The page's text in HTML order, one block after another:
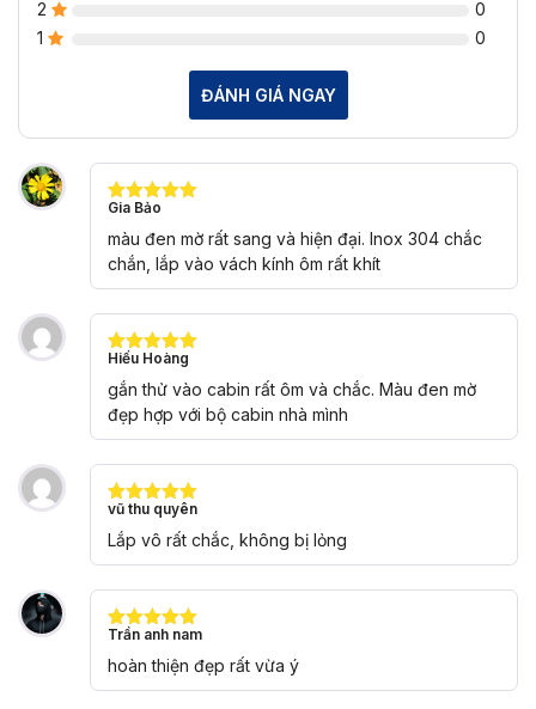
2
0
1
0
ĐÁNH GIÁ NGAY
Được xếp
hạng 5
sao
Gia Bảo
màu đen mờ rất sang và hiện đại. Inox 304 chắc
chắn, lắp vào vách kính ôm rất khít
Được xếp
hạng5
5
sao
Hiếu Hoàng
gắn thử vào cabin rất ôm và chắc. Màu đen mờ
đẹp hợp với bộ cabin nhà mình
Được xếp
hạng
55
sao
vũ thu quyên
Lắp vô rất chắc, không bị lỏng
Được xếp
hạng
55
sao
Trần anh nam
hoàn thiện đẹp rất vừa ý